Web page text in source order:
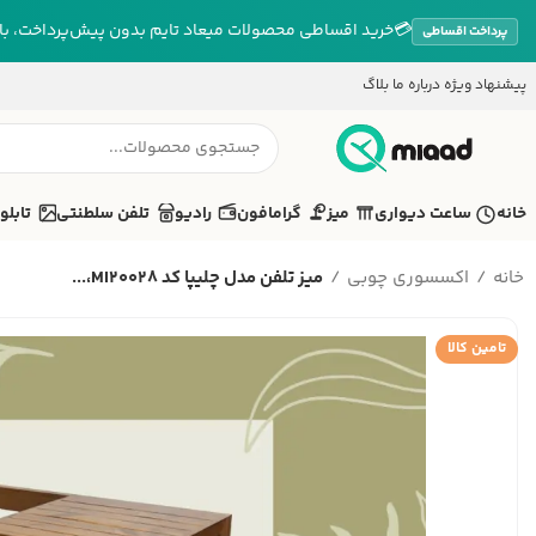
پرداخت اقساطی 💳خرید اقساطی محصولات میعاد تایم بدون پیش‌پرداخت،
پیشنهاد ویژه درباره ما بلاگ
خانه ساعت دیواری میز گرامافون رادیو تلفن سلطنتی تابلو
خانه اکسسوری چوبی میز تلفن مدل چلیپا کد MI20028،...
تامین کالا